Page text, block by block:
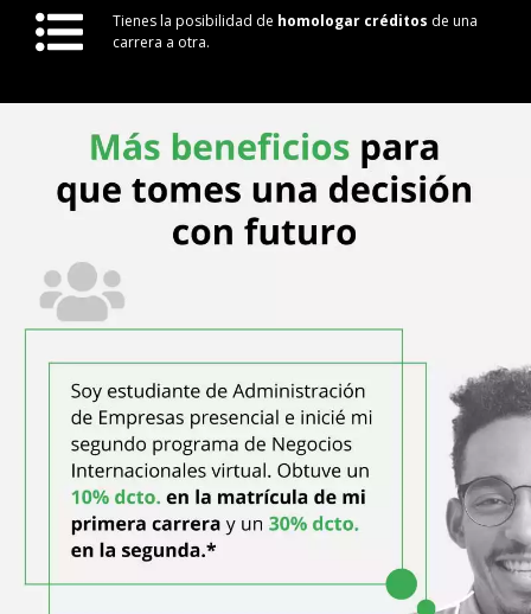
Tienes la posibilidad de homologar créditos de una
carrera a otra.